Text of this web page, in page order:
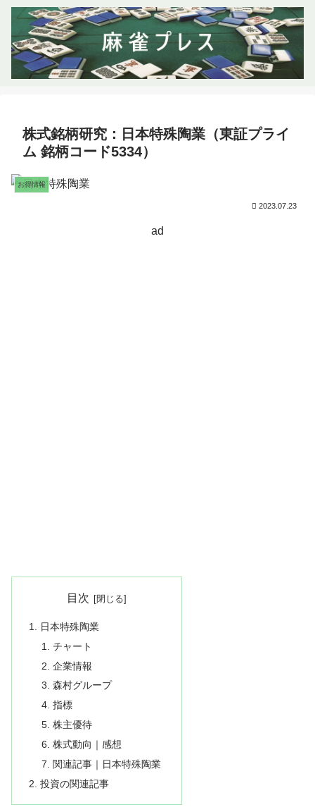
株式銘柄研究：日本特殊陶業（東証プライ
ム 銘柄コード5334）
お得情報
2023.07.23
ad
目次
日本特殊陶業
チャート
企業情報
森村グループ
指標
株主優待
株式動向｜感想
関連記事｜日本特殊陶業
投資の関連記事